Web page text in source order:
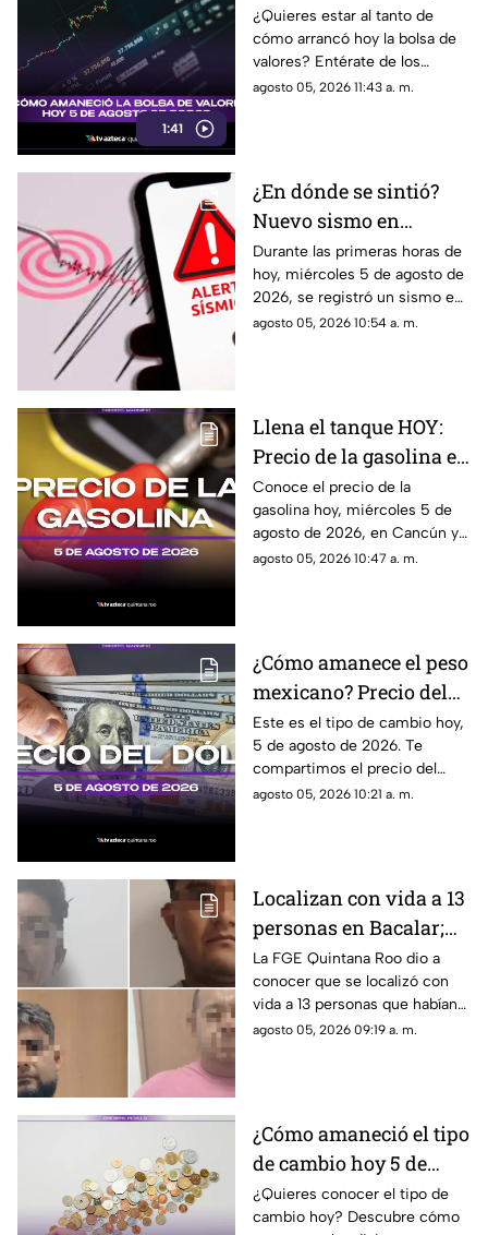
1:41
de agosto de 2026?
¿Quieres estar al tanto de
cómo arrancó hoy la bolsa de
valores? Entérate de los
detalles de este 5 de agosto
agosto 05, 2026 11:43 a. m.
¿En dónde se sintió?
Nuevo sismo en
México HOY: Epicentro
y magnitud del temblor
de este miércoles 5 de
agosto de 2026
Durante las primeras horas de
hoy, miércoles 5 de agosto de
2026, se registró un sismo en
México. Te decimos en donde
agosto 05, 2026 10:54 a. m.
Llena el tanque HOY:
Precio de la gasolina en
Quintana Roo este
miércoles 5 de agosto
de 2026
Conoce el precio de la
gasolina hoy, miércoles 5 de
agosto de 2026, en Cancún y
el resto de Quintana Roo. Este
agosto 05, 2026 10:47 a. m.
¿Cómo amanece el peso
mexicano? Precio del
dólar estadounidense
HOY, 5 de agosto de
2026 en Cancún
Este es el tipo de cambio hoy,
5 de agosto de 2026. Te
compartimos el precio del
dólar hoy en Cancún, así como
agosto 05, 2026 10:21 a. m.
Localizan con vida a 13
personas en Bacalar;
estaban reportadas
como desaparecidas
La FGE Quintana Roo dio a
conocer que se localizó con
vida a 13 personas que habían
sido reportadas como
agosto 05, 2026 09:19 a. m.
¿Cómo amaneció el tipo
de cambio hoy 5 de
agosto de 2026?
¿Quieres conocer el tipo de
cambio hoy? Descubre cómo